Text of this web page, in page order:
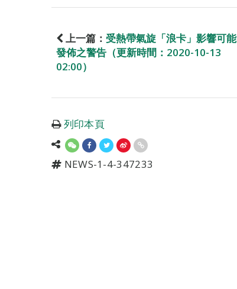
上一篇： 受熱帶氣旋「浪卡」影響可能
發佈之警告（更新時間：2020-10-13
02:00）
列印本頁
NEWS-1-4-347233